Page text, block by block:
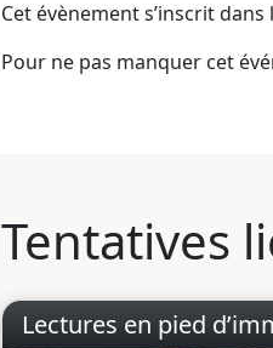
Cet évènement s’inscrit
Pour ne pas manquer cet
Tentatives
Lectures en pied